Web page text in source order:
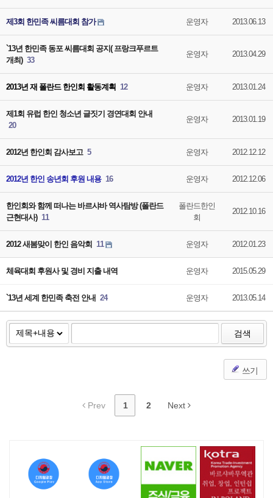
제3회 한민족 씨름대회 참가 운영자 2013.06.13
`13년 한민족 동포 씨름대회 공지( 프랑크푸르트
개최) 33
운영자 2013.04.29
2013년 재 폴란드 한인회 활동계획 12 운영자 2013.01.24
제1회 유럽 한인 청소년 글짓기 경연대회 안내
20
운영자 2013.01.19
2012년 한인회 감사보고 5 운영자 2012.12.12
2012년 한인 송년회 후원 내용 16 운영자 2012.12.06
한인회와 함께 떠나는 바르샤바 역사탐방 (폴란드
근현대사) 11
폴란드한인
회
2012.10.16
2012 새봄맞이 한인 음악회 11 운영자 2012.01.23
체육대회 후원사 및 경비 지출 내역 운영자 2015.05.29
`13년 세계 한민족 축전 안내 24 운영자 2013.05.14
검색
쓰기
Prev 1 2 Next